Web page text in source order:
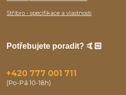
Stříbro - specifikace a vlastnosti
Potřebujete poradit? 🤙🏻
+420 777 001 711
(Po-Pá 10-18h)